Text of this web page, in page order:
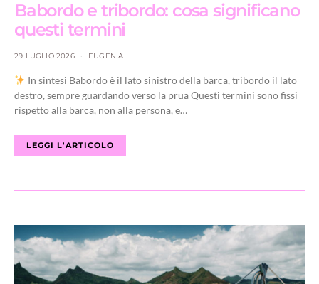
Babordo e tribordo: cosa significano
questi termini
29 LUGLIO 2026 EUGENIA
In sintesi Babordo è il lato sinistro della barca, tribordo il lato
destro, sempre guardando verso la prua Questi termini sono fissi
rispetto alla barca, non alla persona, e…
LEGGI L'ARTICOLO